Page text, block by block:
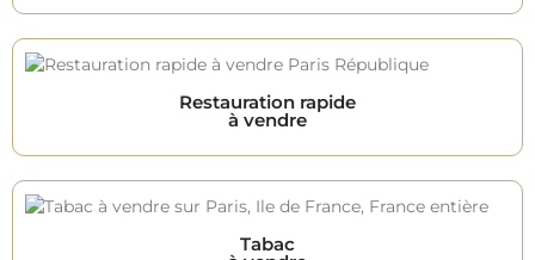
Restauration rapide
à vendre
Tabac